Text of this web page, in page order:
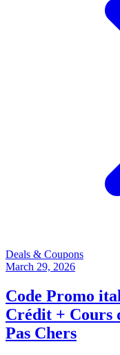
Deals & Coupons
March 29, 2026
Code Promo
Crédit + Cours
Pas Chers